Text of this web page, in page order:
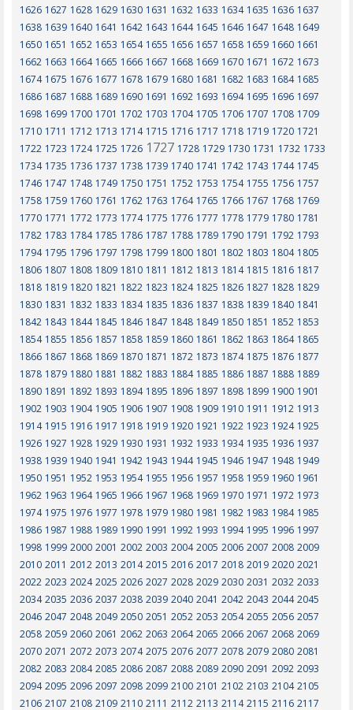
1626 1627 1628 1629 1630 1631 1632 1633 1634 1635 1636 1637
1638 1639 1640 1641 1642 1643 1644 1645 1646 1647 1648 1649
1650 1651 1652 1653 1654 1655 1656 1657 1658 1659 1660 1661
1662 1663 1664 1665 1666 1667 1668 1669 1670 1671 1672 1673
1674 1675 1676 1677 1678 1679 1680 1681 1682 1683 1684 1685
1686 1687 1688 1689 1690 1691 1692 1693 1694 1695 1696 1697
1698 1699 1700 1701 1702 1703 1704 1705 1706 1707 1708 1709
1710 1711 1712 1713 1714 1715 1716 1717 1718 1719 1720 1721
1722 1723 1724 1725 1726 1727 1728 1729 1730 1731 1732 1733
1734 1735 1736 1737 1738 1739 1740 1741 1742 1743 1744 1745
1746 1747 1748 1749 1750 1751 1752 1753 1754 1755 1756 1757
1758 1759 1760 1761 1762 1763 1764 1765 1766 1767 1768 1769
1770 1771 1772 1773 1774 1775 1776 1777 1778 1779 1780 1781
1782 1783 1784 1785 1786 1787 1788 1789 1790 1791 1792 1793
1794 1795 1796 1797 1798 1799 1800 1801 1802 1803 1804 1805
1806 1807 1808 1809 1810 1811 1812 1813 1814 1815 1816 1817
1818 1819 1820 1821 1822 1823 1824 1825 1826 1827 1828 1829
1830 1831 1832 1833 1834 1835 1836 1837 1838 1839 1840 1841
1842 1843 1844 1845 1846 1847 1848 1849 1850 1851 1852 1853
1854 1855 1856 1857 1858 1859 1860 1861 1862 1863 1864 1865
1866 1867 1868 1869 1870 1871 1872 1873 1874 1875 1876 1877
1878 1879 1880 1881 1882 1883 1884 1885 1886 1887 1888 1889
1890 1891 1892 1893 1894 1895 1896 1897 1898 1899 1900 1901
1902 1903 1904 1905 1906 1907 1908 1909 1910 1911 1912 1913
1914 1915 1916 1917 1918 1919 1920 1921 1922 1923 1924 1925
1926 1927 1928 1929 1930 1931 1932 1933 1934 1935 1936 1937
1938 1939 1940 1941 1942 1943 1944 1945 1946 1947 1948 1949
1950 1951 1952 1953 1954 1955 1956 1957 1958 1959 1960 1961
1962 1963 1964 1965 1966 1967 1968 1969 1970 1971 1972 1973
1974 1975 1976 1977 1978 1979 1980 1981 1982 1983 1984 1985
1986 1987 1988 1989 1990 1991 1992 1993 1994 1995 1996 1997
1998 1999 2000 2001 2002 2003 2004 2005 2006 2007 2008 2009
2010 2011 2012 2013 2014 2015 2016 2017 2018 2019 2020 2021
2022 2023 2024 2025 2026 2027 2028 2029 2030 2031 2032 2033
2034 2035 2036 2037 2038 2039 2040 2041 2042 2043 2044 2045
2046 2047 2048 2049 2050 2051 2052 2053 2054 2055 2056 2057
2058 2059 2060 2061 2062 2063 2064 2065 2066 2067 2068 2069
2070 2071 2072 2073 2074 2075 2076 2077 2078 2079 2080 2081
2082 2083 2084 2085 2086 2087 2088 2089 2090 2091 2092 2093
2094 2095 2096 2097 2098 2099 2100 2101 2102 2103 2104 2105
2106 2107 2108 2109 2110 2111 2112 2113 2114 2115 2116 2117